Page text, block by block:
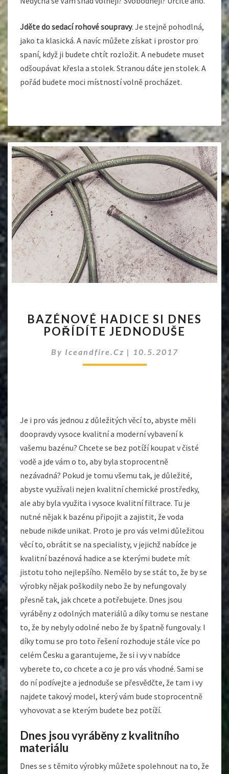
Jděte do sedací rohové soupravy. Je stejně pohodlná,
jako ta klasická. A navíc můžete získat i prostor pro
spaní, když ji budete chtít rozložit. A nebudete muset
odšoupávat křesla a stolek. Stranou dáte jen stolek. A
pořád budete moci místností volně procházet.
HADICE
SI
POŘÍDÍTE
JEDNODUŠE
BAZÉNOVÉ HADICE SI DNES
POŘÍDÍTE JEDNODUŠE
By Iceandfire.cz | 10.5.2017
Je i pro vás jednou z důležitých věcí to, abyste měli
doopravdy vysoce kvalitní a moderní vybavení k
vašemu bazénu? Chcete se bez potíží koupat v čisté
vodě a jde vám o to, aby byla stoprocentně
nezávadná? Pokud je tomu všemu tak, je důležité,
abyste využívali nejen kvalitní chemické prostředky,
ale aby byla využita i vysoce kvalitní filtrace. Tu je
nutné nějak k bazénu připojit a zajistit, že voda
nebude nikde unikat. Proto je pro vás velmi důležitou
věcí to, obrátit se na specialisty, v jejichž nabídce je
kvalitníbazénová hadice a se kterými budete mít
jistotu toho nejlepšího. Nemělo by se stát to, že by se
výrobky nějak poškodily nebo že by nefungovaly
přesně tak, jak chcete a potřebujete. Dnes jsou
vyráběny z odolných materiálů a díky tomu se nestane
to, že by nebyly odolné nebo že by špatně fungovaly. I
díky tomu se pro toto řešení rozhoduje stále více po
celém Česku a garantujeme, že si i vy v nabídce
vyberete to, co chcete a co je pro vás vhodné. Sami se
do ní podívejte a jednoduše se přesvědčte, že tam i vy
najdete takový model, který vám bude stoprocentně
vyhovovat a se kterým budete bez potíží.
Dnes jsou vyráběny z kvalitního
materiálu
Dnes se s těmito výrobky můžete spolehnout na to, že